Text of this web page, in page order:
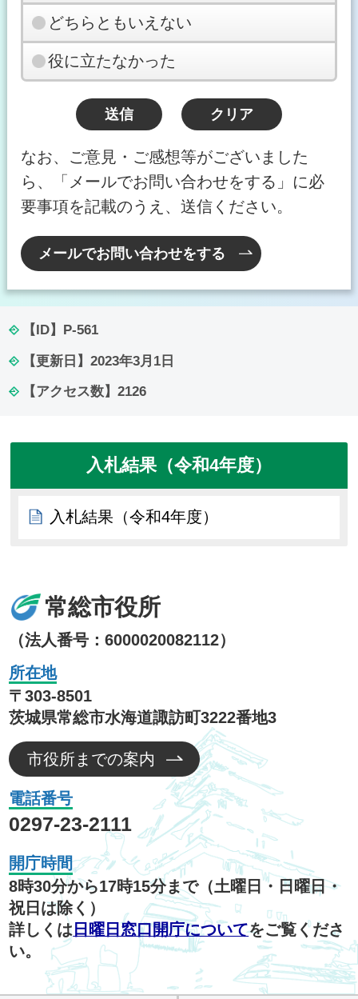
どちらともいえない
役に立たなかった
なお、ご意見・ご感想等がございました
ら、「メールでお問い合わせをする」に必
要事項を記載のうえ、送信ください。
メールでお問い合わせをする
【ID】 P-561
【更新日】 2023年3月1日
【アクセス数】 2126
入札結果（令和4年度）
入札結果（令和4年度）
常総市役所
（法人番号：6000020082112）
所在地
〒303-8501
茨城県常総市水海道諏訪町3222番地3
市役所までの案内
電話番号
0297-23-2111
開庁時間
8時30分から17時15分まで（土曜日・日曜日・
祝日は除く）
詳しくは 日曜日窓口開庁についてをご覧くださ
い。